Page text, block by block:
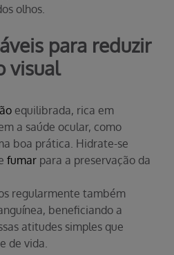
olhos.
para reduzir
visual
equilibrada, rica em
a saúde ocular, como
boa prática. Hidrate-se
fumar para a preservação da
regularmente também
beneficiando a
atitudes simples que
de vida.